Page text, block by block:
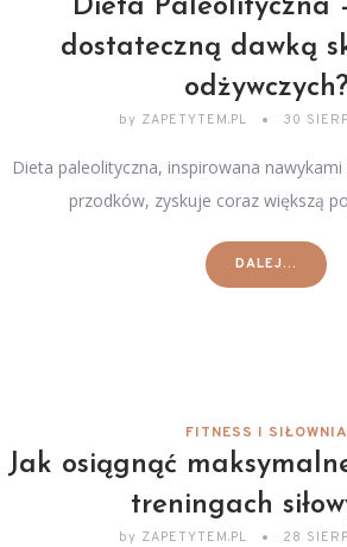
Dieta Paleolityczna
dostateczną dawką
odżywczych?
by ZAPETYTEM.PL 30
Dieta paleolityczna, inspirowana
przodków, zyskuje coraz większą
DALEJ...
FITNESS I SIŁOWNIA
Jak osiągnąć
treningach
by ZAPETYTEM.PL 28